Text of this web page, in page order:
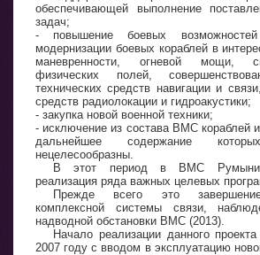
обеспечивающей выполнение
задач;
- повышение боевых
модернизации боевых кораблей в
маневренности, огневой мощи,
физических полей,
технических средств навигации и
средств радиолокации и гидроакустики;
- закупка новой военной техники;
- исключение из состава ВМС кораблей
дальнейшее содержание
нецелесообразны.
В этот период в ВМС Румынии
реализация ряда важных целевых
Прежде всего это завершение
комплексной системы связи,
надводной обстановки ВМС (2013).
Начало реализации данного
2007 году с вводом в эксплуатацию